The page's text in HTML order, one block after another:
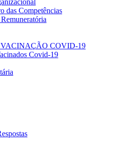
das Competências
COVID-19
Covid-19